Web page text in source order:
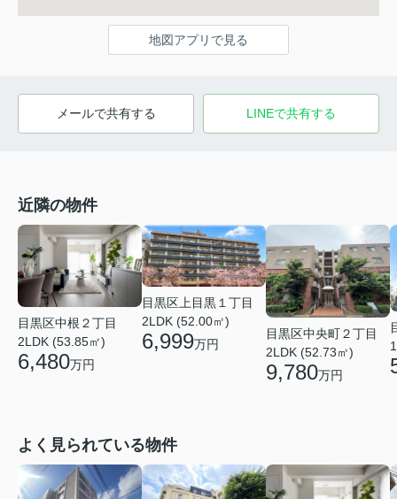
地図アプリで見る
メールで共有する LINEで共有する
近隣の物件
目黒区中根２丁目
2LDK (53.85㎡)
6,480万円
目黒区上目黒１丁目
2LDK (52.00㎡)
6,999万円
目黒区中央町２丁目
2LDK (52.73㎡)
9,780万円
よく見られている物件